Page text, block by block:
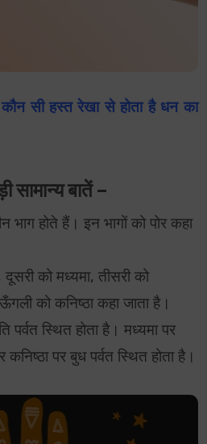
सी हस्त रेखा से होता है धन का
सामान्य बातें –
भाग होते हैं। इन भागों को पोर कहा
को मध्यमा, तीसरी को
को कनिष्ठा कहा जाता है।
पर्वत स्थित होता है। मध्यमा पर
पर बुध पर्वत स्थित होता है।